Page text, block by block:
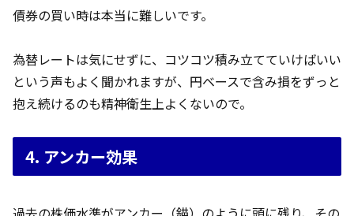
債券の買い時は本当に難しいです。
為替レートは気にせずに、コツコツ積み立てていけばいい
という声もよく聞かれますが、円ベースで含み損をずっと
抱え続けるのも精神衛生上よくないので。
4. アンカー効果